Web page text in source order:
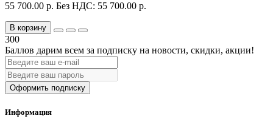
55 700.00 р. Без НДС: 55 700.00 р.
В корзину
300
Баллов дарим всем за подписку на новости, скидки, акции!
Оформить подписку
Информация